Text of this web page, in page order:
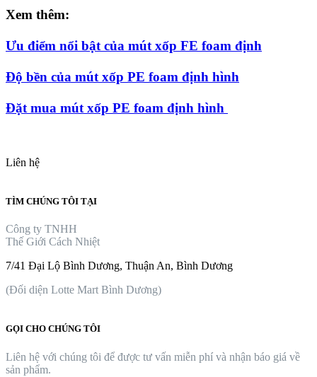
Xem thêm:
Ưu điểm nổi bật của mút xốp FE foam định
Độ bền của mút xốp PE foam định hình
Đặt mua mút xốp PE foam định hình
Liên hệ
TÌM CHÚNG TÔI TẠI
Công ty TNHH
Thế Giới Cách Nhiệt
7/41 Đại Lộ Bình Dương, Thuận An, Bình Dương
(Đối diện Lotte Mart Bình Dương)
GỌI CHO CHÚNG TÔI
Liên hệ với chúng tôi để được tư vấn miễn phí và nhận báo giá về
sản phẩm.